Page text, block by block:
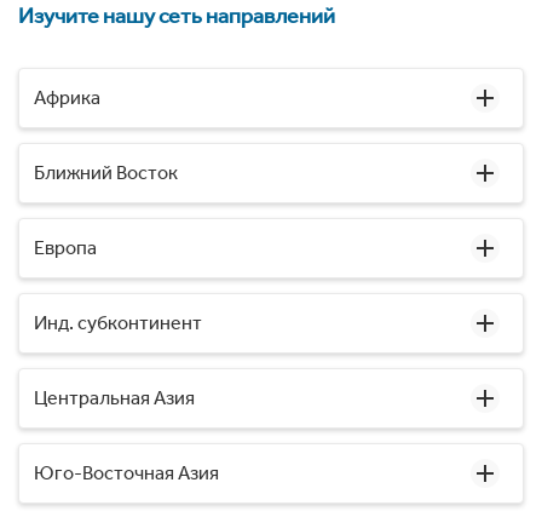
Изучите нашу сеть направлений
Африка
Ближний Восток
Европа
Инд. субконтинент
Центральная Азия
Юго-Восточная Азия